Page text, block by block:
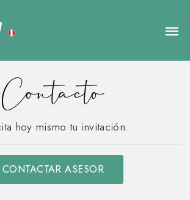
Contacto
hoy mismo tu invitación.
CONTACTAR ASESOR